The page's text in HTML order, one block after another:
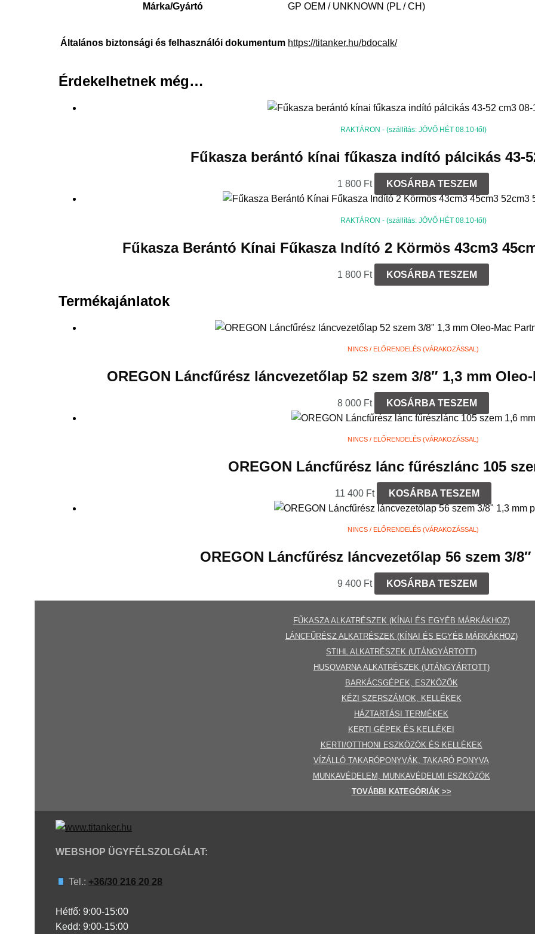
Márka/Gyártó GP OEM / UNKNOWN (PL / CH)
Általános biztonsági és felhasználói dokumentum https://titanker.hu/bdocalk/
Érdekelhetnek még…
RAKTÁRON - (szállítás: JÖVŐ HÉT 08.10-től)
Fűkasza berántó kínai fűkasza indító pálcikás 43-
1 800 Ft KOSÁRBA TESZEM
RAKTÁRON - (szállítás: JÖVŐ HÉT 08.10-től)
Fűkasza Berántó Kínai Fűkasza Indító 2 Körmös 43cm3
1 800 Ft KOSÁRBA TESZEM
Termékajánlatok
NINCS / ELŐRENDELÉS (VÁRAKOZÁSSAL)
OREGON Láncfűrész láncvezetőlap 52 szem 3/8″ 1,3 mm
8 000 Ft KOSÁRBA TESZEM
NINCS / ELŐRENDELÉS (VÁRAKOZÁSSAL)
OREGON Láncfűrész lánc fűrészlánc 105
11 400 Ft KOSÁRBA TESZEM
NINCS / ELŐRENDELÉS (VÁRAKOZÁSSAL)
OREGON Láncfűrész láncvezetőlap 56 szem 3/
9 400 Ft KOSÁRBA TESZEM
FŰKASZA ALKATRÉSZEK (KÍNAI ÉS EGYÉB MÁRKÁKHOZ)
LÁNCFŰRÉSZ ALKATRÉSZEK (KÍNAI ÉS EGYÉB MÁRKÁKHOZ)
STIHL ALKATRÉSZEK (UTÁNGYÁRTOTT)
HUSQVARNA ALKATRÉSZEK (UTÁNGYÁRTOTT)
BARKÁCSGÉP EK, ESZKÖZÖK
KÉZI SZERSZÁMOK, KELLÉKEK
HÁZTARTÁSI TERMÉKEK
KERTI GÉPE K ÉS KELLÉKEI
KERTI/OTTHONI ESZKÖZÖK ÉS KELLÉKEK
VÍZÁLLÓ TAKARÓPONYVÁK, TAKARÓ PONYVA
MUNKAVÉDELEM, MUNKAVÉDELMI ESZKÖZÖK
TOVÁBBI
KATEGÓRI ÁK >>
WEBSHOP ÜGYFÉLSZOLGÁLAT:
Tel.: +36/30 216 20 28
Hétfő: 9:00-15:00
Kedd: 9:00-15:00